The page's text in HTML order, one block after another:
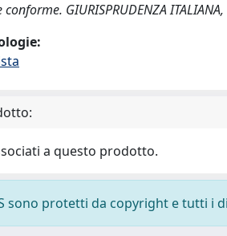
GIURISPRUDENZA
a questo prodotto.
sono protetti da copyright e tutti i